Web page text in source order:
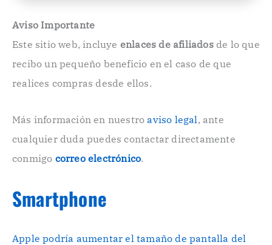
e
t
ó
n
o
.
Aviso Importante
Este sitio web, incluye enlaces de afiliadosde lo que
recibo un pequeño beneficio en el caso de que
realices compras desde ellos.
Más información en nuestroaviso legal, ante
cualquier duda puedes contactar directamente
conmigo correo electrónico.
Smartphone
Apple podría aumentar el tamaño de pantalla del